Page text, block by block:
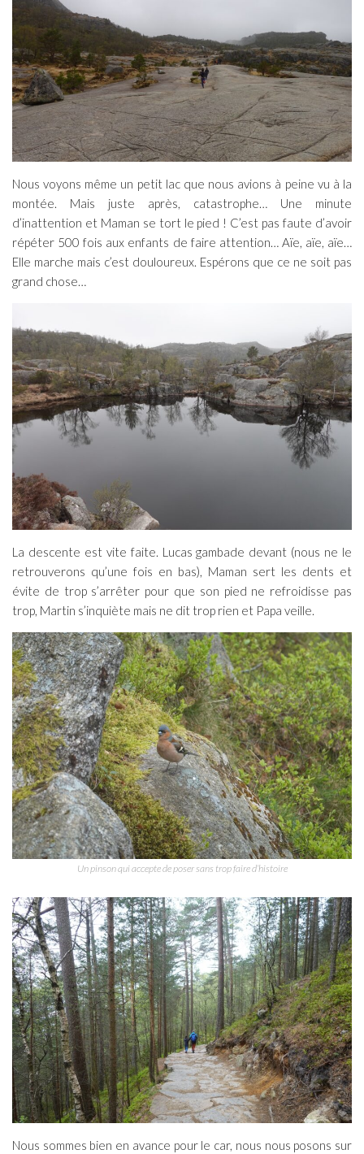
Nous voyons même un petit lac que nous avions à peine vu à la
montée. Mais juste après, catastrophe… Une minute
d’inattention et Maman se tort le pied ! C’est pas faute d’avoir
répéter 500 fois aux enfants de faire attention… Aïe, aïe, aïe…
Elle marche mais c’est douloureux. Espérons que ce ne soit pas
grand chose…
La descente est vite faite. Lucas gambade devant (nous ne le
retrouverons qu’une fois en bas), Maman sert les dents et
évite de trop s’arrêter pour que son pied ne refroidisse pas
trop, Martin s’inquiète mais ne dit trop rien et Papa veille.
Un pinson qui accepte de poser sans trop faire d’histoire
Nous sommes bien en avance pour le car, nous nous posons sur